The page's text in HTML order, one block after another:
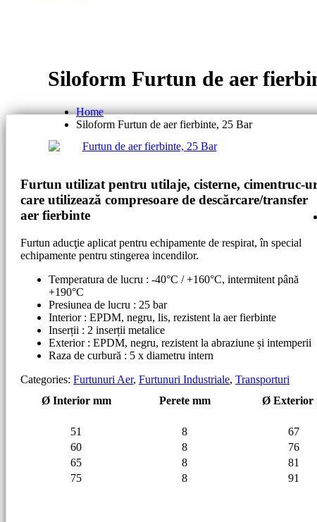
Siloform Furtun de aer
Home
Siloform Furtun de aer fierbinte, 25 Bar
Furtun utilizat pentru utilaje, cisterne, cimentruc-
care utilizează compresoare de descărcare/transfer
aer fierbinte
Furtun aducţie aplicat pentru echipamente de respirat, în special
echipamente pentru stingerea incendilor.
Temperatura de lucru : -40°C / +160°C, intermitent până
+190°C
Presiunea de lucru : 25 bar
Interior : EPDM, negru, lis, rezistent la aer fierbinte
Inserții : 2 inserții metalice
Exterior : EPDM, negru, rezistent la abraziune și intemperii
Raza de curbură : 5 x diametru intern
Categories: Furtunuri Aer, Furtunuri Industriale, Transporturi
Ø Interior mm Perete mm Ø Exterior
51 8 67
60
8 76
65
8 81
75
8 91